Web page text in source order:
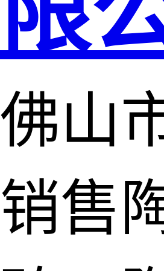
佛山
销售